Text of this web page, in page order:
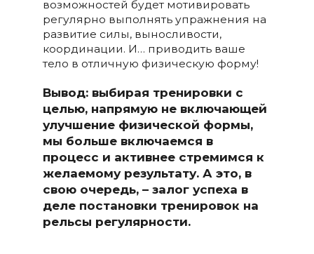
возможностей будет мотивировать
регулярно выполнять упражнения на
развитие силы, выносливости,
координации. И… приводить ваше
тело в отличную физическую форму!
Вывод: выбирая тренировки с
целью, напрямую не включающей
улучшение физической формы,
мы больше включаемся в
процесс и активнее стремимся к
желаемому результату. А это, в
свою очередь, – залог успеха в
деле постановки тренировок на
рельсы регулярности.